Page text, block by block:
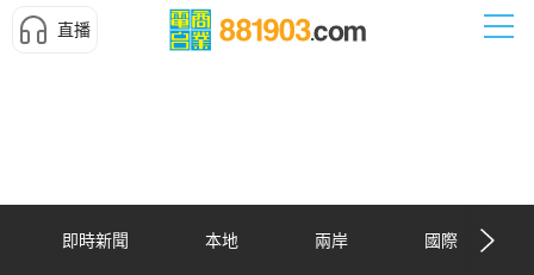
直播
即時新聞 本地 兩岸 國際